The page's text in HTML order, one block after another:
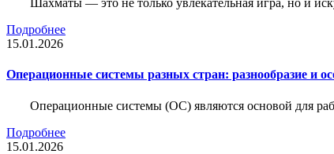
Шахматы — это не только увлекательная игра, но и
Подробнее
15.01.2026
Операционные системы разных стран: разнообразие и
Операционные системы (ОС) являются основой для
Подробнее
15.01.2026